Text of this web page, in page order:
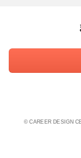
© CAREER DESIGN